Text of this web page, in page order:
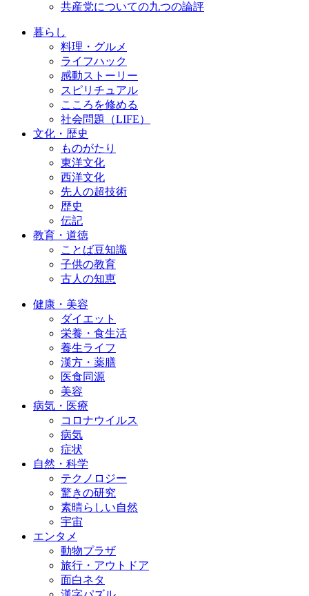
共産党についての九つの論評
暮らし
料理・グルメ
ライフハック
感動ストーリー
スピリチュアル
こころを修める
社会問題（LIFE）
文化・歴史
ものがたり
東洋文化
西洋文化
先人の超技術
歴史
伝記
教育・道徳
ことば豆知識
子供の教育
古人の知恵
健康・美容
ダイエット
栄養・食生活
養生ライフ
漢方・薬膳
医食同源
美容
病気・医療
コロナウイルス
病気
症状
自然・科学
テクノロジー
驚きの研究
素晴らしい自然
宇宙
エンタメ
動物プラザ
旅行・アウトドア
面白ネタ